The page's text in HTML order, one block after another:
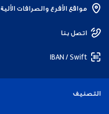
مواقع الأفرع والصرافات الألية
اتصل بنا
IBAN / Swift
التصنيف